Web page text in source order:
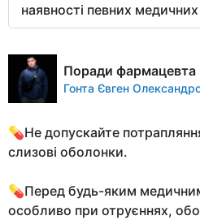
наявності певних медичних
Поради фармацевта
Гонта Євген
💊Не допускайте
слизові оболонки.
💊Перед будь-яким
особливо при отруєннях,